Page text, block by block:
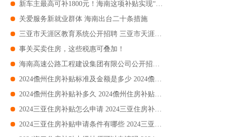
关爱服务新就业群体 海南出台二十条措施
事关买卖住房，这些税惠可叠加！